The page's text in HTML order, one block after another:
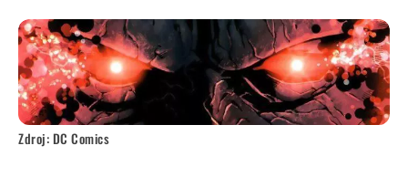
Zdroj: DC Comics